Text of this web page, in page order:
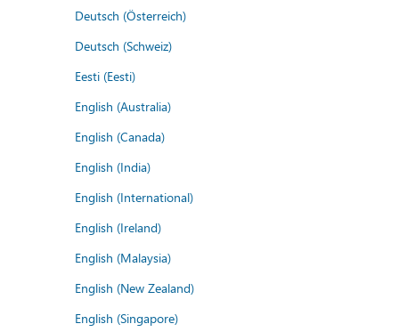
Deutsch (Österreich)
Deutsch (Schweiz)
Eesti (Eesti)
English (Australia)
English (Canada)
English (India)
English (International)
English (Ireland)
English (Malaysia)
English (New Zealand)
English (Singapore)